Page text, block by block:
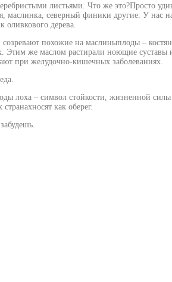
листьями. Что же это?Просто
маслинка, северный финики другие. У нас
дерева.
похожие на маслиныплоды –
Этим же маслом растирали ноющие суставы
при желудочно-кишечных заболеваниях.
лоха – символ стойкости, жизненной
как оберег.